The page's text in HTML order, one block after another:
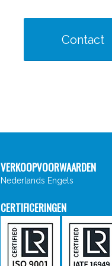
Contact
VERKOOPVOORWAARDEN
Nederlands Engels
CERTIFICERINGEN